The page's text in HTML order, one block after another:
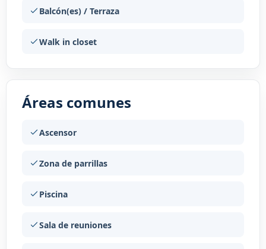
Balcón(es) / Terraza
Walk in closet
Áreas comunes
Ascensor
Zona de parrillas
Piscina
Sala de reuniones